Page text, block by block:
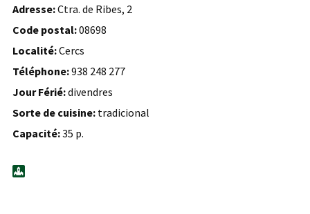
Adresse:Ctra. de Ribes, 2
Code postal:08698
Localité:Cercs
Téléphone:938 248 277
Jour Férié:divendres
Sorte de cuisine: tradicional
Capacité:35 p.